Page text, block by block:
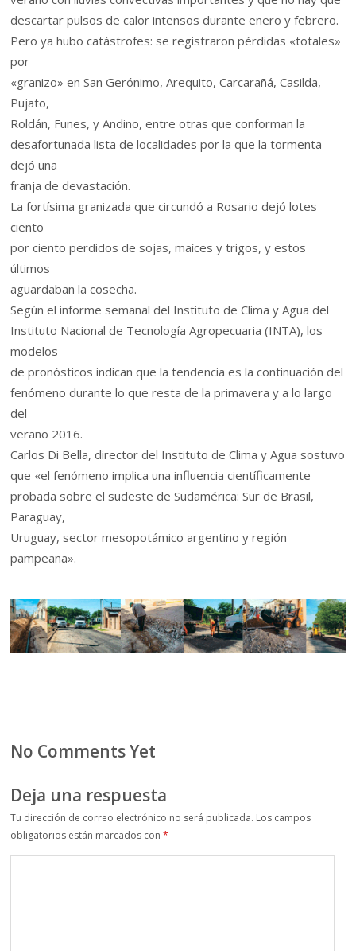
descartar pulsos de calor intensos durante enero y febrero.
Pero ya hubo catástrofes: se registraron pérdidas «totales»
por
«granizo» en San Gerónimo, Arequito, Carcarañá, Casilda,
Pujato,
Roldán, Funes, y Andino, entre otras que conforman la
desafortunada lista de localidades por la que la tormenta
dejó una
franja de devastación.
La fortísima granizada que circundó a Rosario dejó lotes
ciento
por ciento perdidos de sojas, maíces y trigos, y estos
últimos
aguardaban la cosecha.
Según el informe semanal del Instituto de Clima y Agua del
Instituto Nacional de Tecnología Agropecuaria (INTA), los
modelos
de pronósticos indican que la tendencia es la continuación del
fenómeno durante lo que resta de la primavera y a lo largo
del
verano 2016.
Carlos Di Bella, director del Instituto de Clima y Agua sostuvo
que «el fenómeno implica una influencia científicamente
probada sobre el sudeste de Sudamérica: Sur de Brasil,
Paraguay,
Uruguay, sector mesopotámico argentino y región
pampeana».
No Comments Yet
Deja una respuesta
Tu dirección de correo electrónico no será publicada. Los campos
obligatorios están marcados con*